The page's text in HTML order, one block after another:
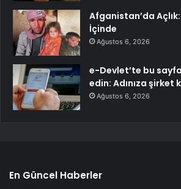
Afganistan’da
İçinde
Ağustos 6, 2026
e-Devlet’te bu
edin: Adınıza
Ağustos 6, 2026
En Güncel Haberler